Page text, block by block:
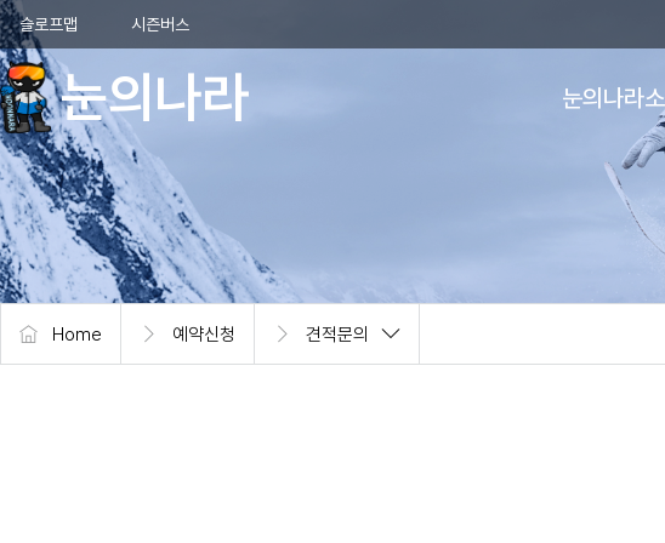
본문 바로가기
슬로프맵 시즌버스
눈의나라 눈의나라
인사말
오시는길
Home 예약신청 견적문의